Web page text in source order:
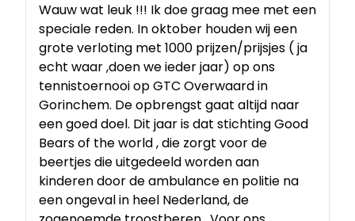
Wauw wat leuk !!! Ik doe graag mee met een
speciale reden. In oktober houden wij een
grote verloting met 1000 prijzen/prijsjes ( ja
echt waar ,doen we ieder jaar) op ons
tennistoernooi op GTC Overwaard in
Gorinchem. De opbrengst gaat altijd naar
een goed doel. Dit jaar is dat stichting Good
Bears of the world , die zorgt voor de
beertjes die uitgedeeld worden aan
kinderen door de ambulance en politie na
een ongeval in heel Nederland, de